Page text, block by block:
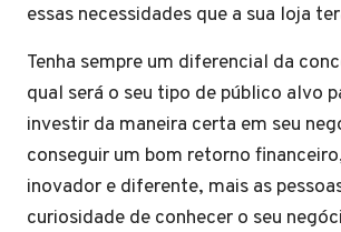
essas necessidades que a sua loja
Tenha sempre um diferencial da
qual será o seu tipo de público alvo
investir da maneira certa em seu
conseguir um bom retorno
inovador e diferente, mais as
curiosidade de conhecer o seu